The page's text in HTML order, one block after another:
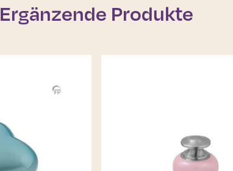
Ergänzende Produkte